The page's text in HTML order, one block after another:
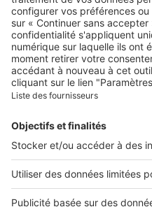
Qui sommes-nous ?
Contacter le service client
Nous rejoindre
Presse
Nos applications
Découvrez nos applications